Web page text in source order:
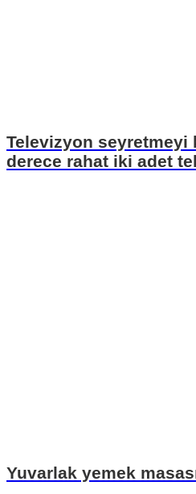
Televizyon seyretmeyi
derece rahat iki adet
Yuvarlak yemek